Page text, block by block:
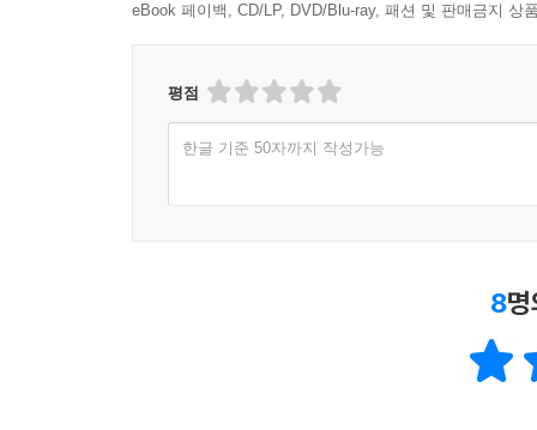
eBook 페이백, CD/LP, DVD/Blu-ray, 패션 및 판매금지 상
평점
한글 기준 50자까지 작성가능
8